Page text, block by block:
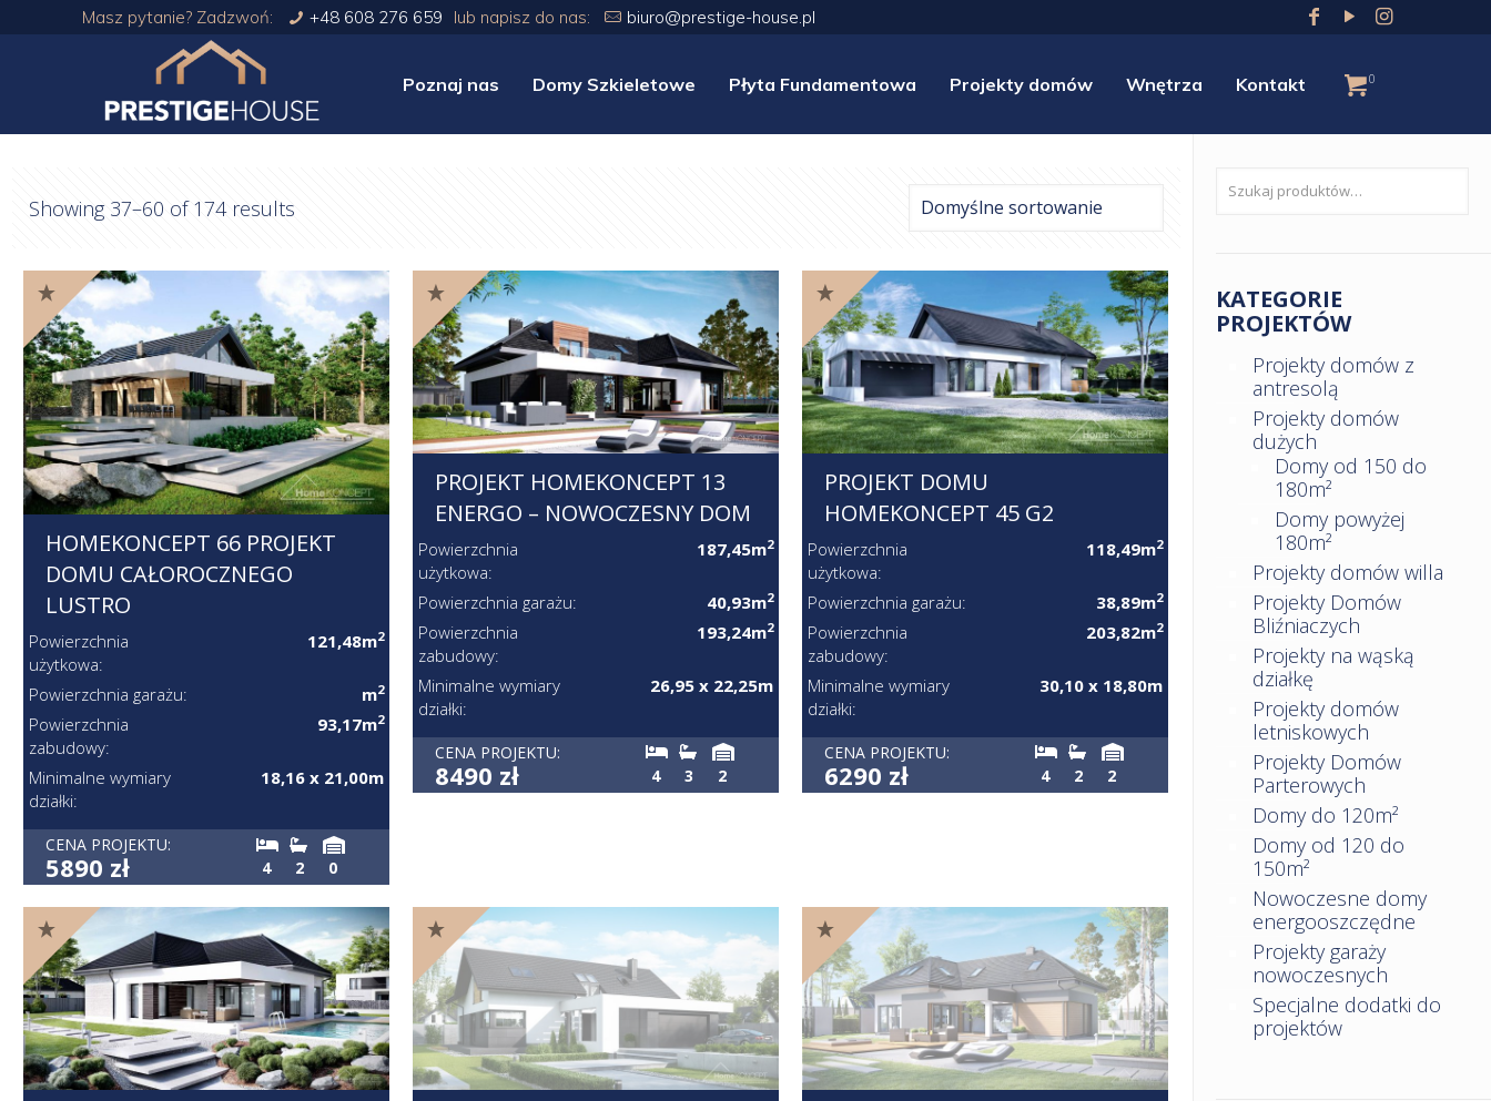
Masz pytanie? Zadzwoń: +48 608 276 659 lub napisz do nas: biuro@prestige-house.pl
Poznaj nas Domy Szkieletowe Płyta Fundamentowa Projekty domów Wnętrza Kontakt 0
KATEGORIE
PROJEKTÓW
Projekty domów z
antresolą
Projekty domów
dużych
Domy od 150 do
180m²
Domy powyżej
180m²
Projekty domów willa
Projekty Domów
Bliźniaczych
Projekty na wąską
działkę
Projekty domów
letniskowych
Projekty Domów
Parterowych
Domy do 120m²
Domy od 120 do
150m²
Nowoczesne domy
energooszczędne
Projekty garaży
nowoczesnych
Specjalne dodatki do
projektów
Showing 37–60 of 174 results
HOMEKONCEPT 66 PROJEKT
DOMU CAŁOROCZNEGO
LUSTRO
Powierzchnia
użytkowa:
121,48m2
Powierzchnia garażu: m2
Powierzchnia
zabudowy:
93,17m2
Minimalne wymiary
działki:
18,16 x 21,00m
CENA PROJEKTU:
5890 zł 4 2 0
PROJEKT HOMEKONCEPT 13
ENERGO – NOWOCZESNY DOM
Powierzchnia
użytkowa:
187,45m2
Powierzchnia garażu: 40,93m2
Powierzchnia
zabudowy:
193,24m2
Minimalne wymiary
działki:
26,95 x 22,25m
CENA PROJEKTU:
8490 zł 4 3 2
PROJEKT DOMU
HOMEKONCEPT 45 G2
Powierzchnia
użytkowa:
118,49m2
Powierzchnia garażu: 38,89m2
Powierzchnia
zabudowy:
203,82m2
Minimalne wymiary
działki:
30,10 x 18,80m
CENA PROJEKTU:
6290 zł 4 2 2